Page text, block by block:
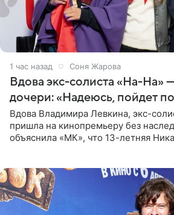
1 час назад Соня Жарова
Вдова экс-солиста «На-На»
дочери: «Надеюсь, пойдет
Вдова Владимира Левкина, экс-
пришла на кинопремьеру без
объяснила «МК», что 13-летняя